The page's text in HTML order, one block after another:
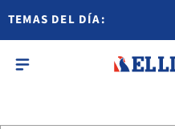
TEMAS DEL DÍA: